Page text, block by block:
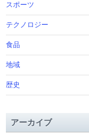
スポーツ
テクノロジー
食品
地域
歴史
アーカイブ